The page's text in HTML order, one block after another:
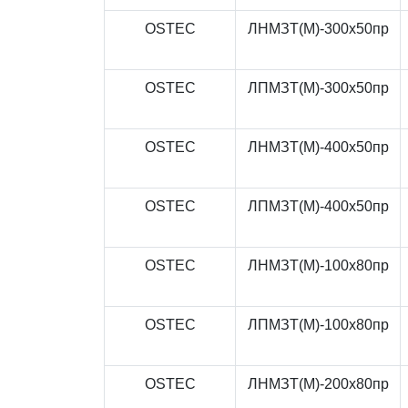
OSTEC ЛНМЗТ(М)-300x50пр
OSTEC ЛПМЗТ(М)-300x50пр
OSTEC ЛНМЗТ(М)-400x50пр
OSTEC ЛПМЗТ(М)-400x50пр
OSTEC ЛНМЗТ(М)-100x80пр
OSTEC ЛПМЗТ(М)-100x80пр
OSTEC ЛНМЗТ(М)-200x80пр